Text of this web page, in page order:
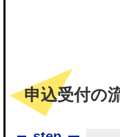
申込受付の